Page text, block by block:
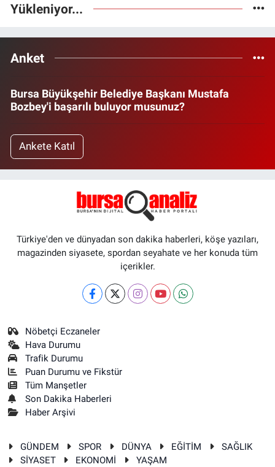
Yükleniyor...
Anket
Bursa Büyükşehir Belediye Başkanı Mustafa
Bozbey'i başarılı buluyor musunuz?
Ankete Katıl
Türkiye'den ve dünyadan son dakika haberleri, köşe yazıları,
magazinden siyasete, spordan seyahate ve her konuda tüm
içerikler.
Nöbetçi Eczaneler
Hava Durumu
Trafik Durumu
Puan Durumu ve Fikstür
Tüm Manşetler
Son Dakika Haberleri
Haber Arşivi
GÜNDEM SPOR DÜNYA EĞİTİM
SAĞLIK
SİYASET
EKONOMİ YAŞAM